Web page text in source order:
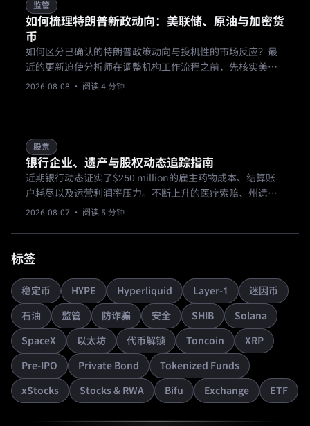
监管
如何梳理特朗普新政动向：美联储、原油与加密货
币
如何区分已确认的特朗普政策动向与投机性的市场反应？最
近的更新迫使分析师在调整机构工作流程之前，先核实美联
储治理、企业加密资产储备以及原油市场波动性的变化。
2026-08-08 · 阅读 4 分钟
股票
银行企业、遗产与股权动态追踪指南
近期银行动态证实了$250 million的雇主药物成本、结算账
户耗尽以及运营利润率压力。不断上升的医疗索赔、州遗产
追偿和股权利润率压缩如何改变主要金融机构的负债？
2026-08-07 · 阅读 5 分钟
标签
稳定币 HYPE Hyperliquid Layer-1 迷因币
石油 监管 防诈骗 安全 SHIB Solana
SpaceX 以太坊 代币解锁 Toncoin XRP
Pre-IPO Private Bond Tokenized Funds
xStocks Stocks & RWA Bifu Exchange ETF